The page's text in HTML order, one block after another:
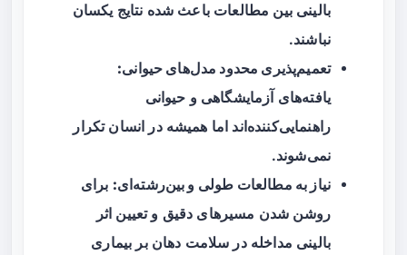
بالینی بین مطالعات باعث شده نتایج یکسان
نباشند.
تعمیم‌پذیری محدود مدل‌های حیوانی:
یافته‌های آزمایشگاهی و حیوانی
راهنمایی‌کننده‌اند اما همیشه در انسان تکرار
نمی‌شوند.
نیاز به مطالعات طولی و بین‌رشته‌ای: برای
روشن شدن مسیرهای دقیق و تعیین اثر
بالینی مداخله در سلامت دهان بر بیماری